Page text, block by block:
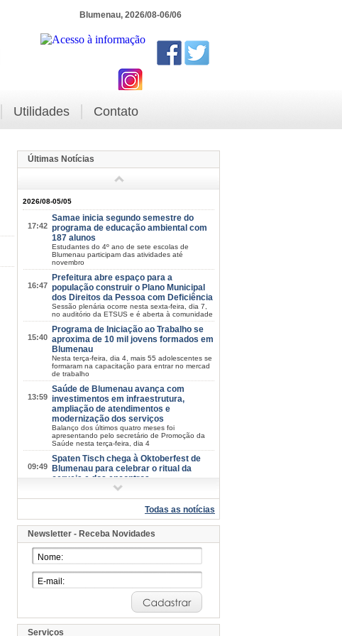
Blumenau, 2026/08-06/06
Utilidades Contato
Últimas Notícias
2026/08-05/05
17:42
Samae inicia segundo semestre do
programa de educação ambiental com
187 alunos
Estudantes do 4º ano de sete escolas de
Blumenau participam das atividades até
novembro
16:47
Prefeitura abre espaço para a
população construir o Plano Municipal
dos Direitos da Pessoa com Deficiência
Sessão plenária ocorre nesta sexta-feira, dia 7,
no auditório da ETSUS e é aberta à comunidade
15:40
Programa de Iniciação ao Trabalho se
aproxima de 10 mil jovens formados em
Blumenau
Nesta terça-feira, dia 4, mais 55 adolescentes se
formaram na capacitação para entrar no mercad
de trabalho
13:59
Saúde de Blumenau avança com
investimentos em infraestrutura,
ampliação de atendimentos e
modernização dos serviços
Balanço dos últimos quatro meses foi
apresentando pelo secretário de Promoção da
Saúde nesta terça-feira, dia 4
09:49
Spaten Tisch chega à Oktoberfest de
Blumenau para celebrar o ritual da
cerveja e dos encontros
Novo espaço exclusivo da cerveja oficial aposta
08:41
Inscrições para o Blumenkuchen 2026
são prorrogadas
Estabelecimentos têm até o dia 10 de agosto
08:31
Dia Nacional da Vigilância Sanitária:
cinco lugares em que o órgão protege a
saúde dos blumenauenses
Conheça o trabalho realizado diariamente para
garantir mais segurança e qualidade de vida à
população
Todas as notícias
Newsletter - Receba Novidades
Serviços